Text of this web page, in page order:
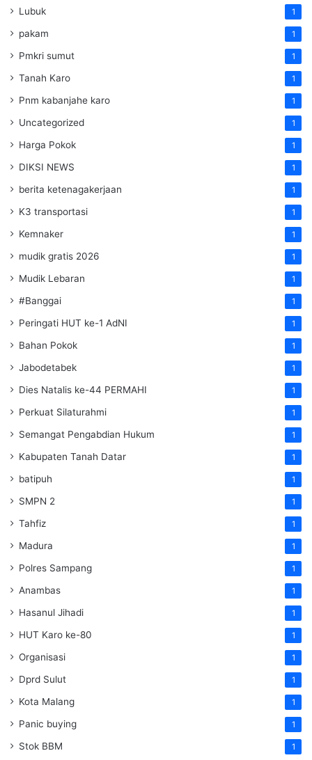
Lubuk 1
pakam 1
Pmkri sumut 1
Tanah Karo 1
Pnm kabanjahe karo 1
Uncategorized 1
Harga Pokok 1
DIKSI NEWS 1
berita ketenagakerjaan 1
K3 transportasi 1
Kemnaker 1
mudik gratis 2026 1
Mudik Lebaran 1
#Banggai 1
Peringati HUT ke-1 AdNI 1
Bahan Pokok 1
Jabodetabek 1
Dies Natalis ke-44 PERMAHI 1
Perkuat Silaturahmi 1
Semangat Pengabdian Hukum 1
Kabupaten Tanah Datar 1
batipuh 1
SMPN 2 1
Tahfiz 1
Madura 1
Polres Sampang 1
Anambas 1
Hasanul Jihadi 1
HUT Karo ke-80 1
Organisasi 1
Dprd Sulut 1
Kota Malang 1
Panic buying 1
Stok BBM 1